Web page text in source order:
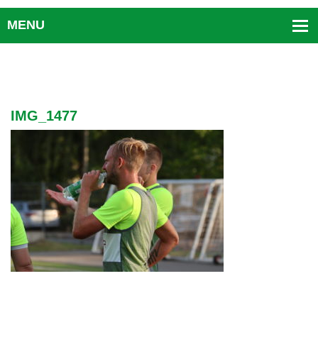
IMG_1477